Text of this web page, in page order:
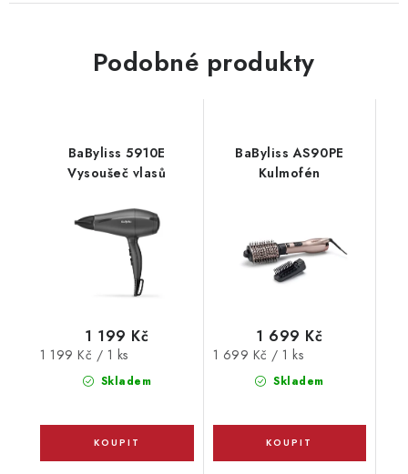
Podobné produkty
BaByliss 5910E
Vysoušeč vlasů
Skladem
1 199 Kč
Měrná
1 199 Kč / 1 ks
BaByliss AS90PE
Kulmofén
Skladem
1 699 Kč
Měrná
1 699 Kč / 1 ks